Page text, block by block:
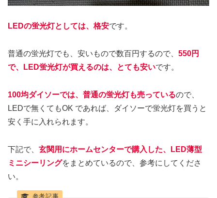
LEDの蛍光灯としては、格安です。
普通の蛍光灯でも、安いもので数百円するので、 550円
で、LED蛍光灯が買えるのは、とても安いです。
100均ダイソーでは、普通の蛍光灯も売っているので、
LEDで無くてもOK であれば、ダイソーで蛍光灯を買うと
安く手に入れられます。
下記で、 玄関用にホームセンターで購入した、LED薄型
ミニシーリングをまとめているので、参考にしてくださ
い。